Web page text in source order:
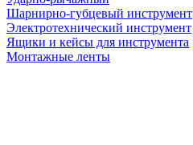
Шарнирно-губцевый инструмент
Электротехнический инструмент
Ящики и кейсы для инструмента
Монтажные ленты